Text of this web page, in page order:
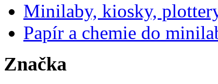
Minilaby, kiosky,
Papír a chemie do
Značka